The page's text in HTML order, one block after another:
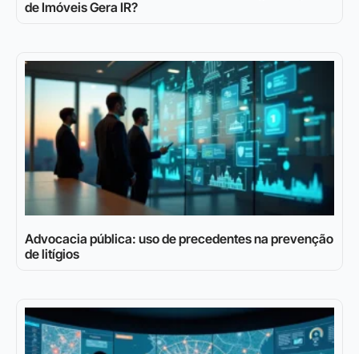
de Imóveis Gera IR?
Advocacia pública: uso de precedentes na prevenção
de litígios